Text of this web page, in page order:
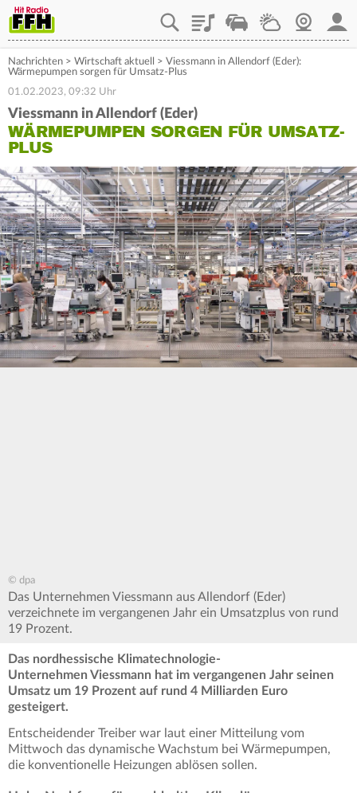
PlaylistStaupilotWetterWebcam
Nachrichten > Wirtschaft aktuell > Viessmann in Allendorf (Eder):
Wärmepumpen sorgen für Umsatz-Plus
01.02.2023, 09:32 Uhr
Viessmann in Allendorf (Eder)
WÄRMEPUMPEN SORGEN FÜR UMSATZ-
PLUS
© dpa
Das Unternehmen Viessmann aus Allendorf (Eder)
verzeichnete im vergangenen Jahr ein Umsatzplus von rund
19 Prozent.
Das nordhessische Klimatechnologie-
Unternehmen Viessmann hat im vergangenen Jahr seinen
Umsatz um 19 Prozent auf rund 4 Milliarden Euro
gesteigert.
Entscheidender Treiber war laut einer Mitteilung vom
Mittwoch das dynamische Wachstum bei Wärmepumpen,
die konventionelle Heizungen ablösen sollen.